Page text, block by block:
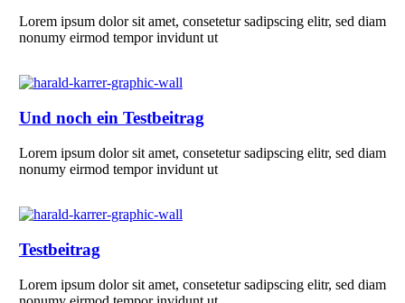
Lorem ipsum dolor sit amet, consetetur sadipscing elitr, sed diam
nonumy eirmod tempor invidunt ut
Und noch ein Testbeitrag
Lorem ipsum dolor sit amet, consetetur sadipscing elitr, sed diam
nonumy eirmod tempor invidunt ut
Testbeitrag
Lorem ipsum dolor sit amet, consetetur sadipscing elitr, sed diam